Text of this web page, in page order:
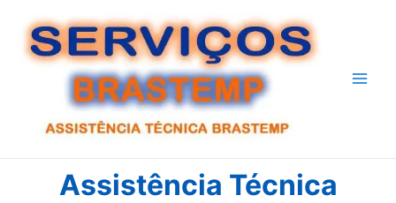
para
Assistência Técnica